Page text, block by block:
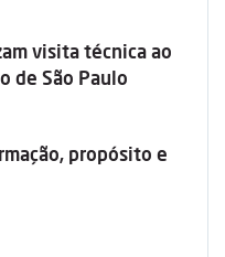
visita técnica ao
de São Paulo
propósito e